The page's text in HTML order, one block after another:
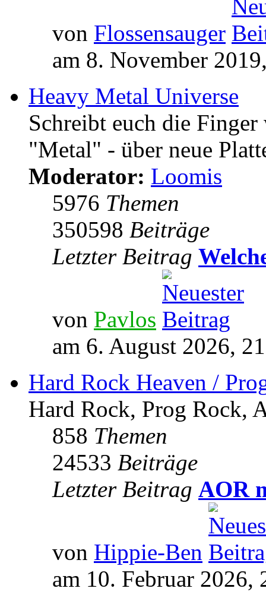
von Flossensauger
am 8. November
Heavy Metal Universe
Schreibt euch die
"Metal" - über neue
Moderator: Loomis
5976 Themen
350598 Beiträge
Letzter Beitrag
von Pavlos
am 6. August 2026,
Hard Rock Heaven /
Hard Rock, Prog Rock,
858 Themen
24533 Beiträge
Letzter Beitrag AOR
von Hippie-Ben
am 10. Februar 2026,